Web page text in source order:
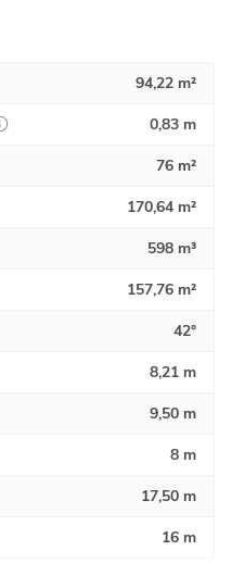
94,22 m²
0,83 m
76 m²
170,64 m²
598 m³
157,76 m²
42°
8,21 m
9,50 m
8 m
17,50 m
16 m